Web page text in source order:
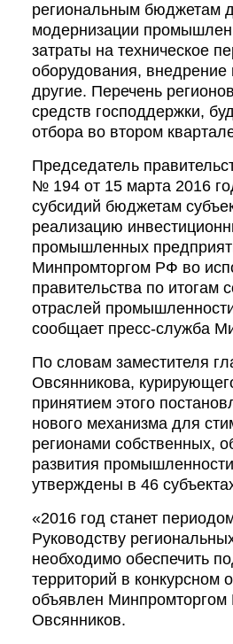
региональным бюджетам
модернизации
затраты на техническое
оборудования, внедрение
другие. Перечень
средств господдержки,
отбора во втором
Председатель
№ 194 от 15 марта 2016
субсидий бюджетам
реализацию
промышленных
Минпромторгом РФ во
правительства по
отраслей
сообщает пресс-служба
По словам заместителя
Овсянникова,
принятием этого
нового механизма для
регионами собственных,
развития
утверждены в 46
«2016 год станет
Руководству
необходимо обеспечить
территорий в конкурсном
объявлен Минпромторгом
Овсянников.